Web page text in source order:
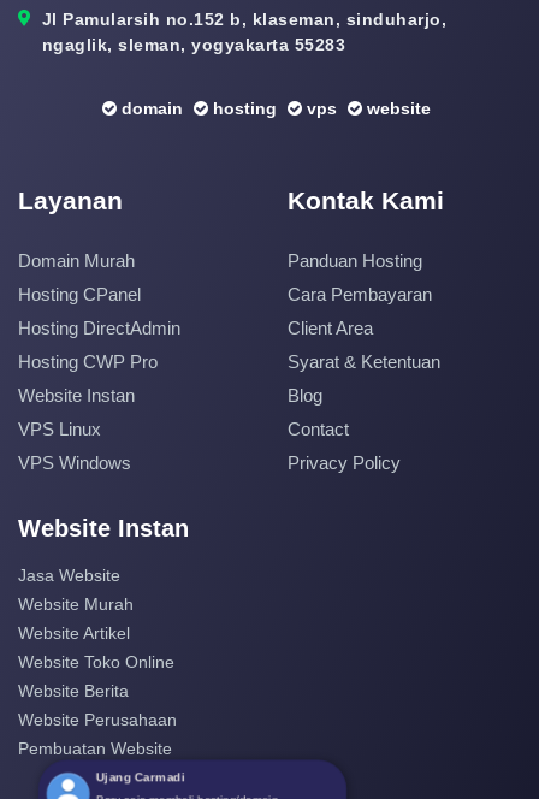
Jl Pamularsih no.152 b, klaseman, sinduharjo,
ngaglik, sleman, yogyakarta 55283
domain hosting vps website
Layanan
Domain Murah
Hosting CPanel
Hosting DirectAdmin
Hosting CWP Pro
Website Instan
VPS Linux
VPS Windows
Kontak Kami
Panduan Hosting
Cara Pembayaran
Client Area
Syarat & Ketentuan
Blog
Contact
Privacy Policy
Website Instan
Jasa Website
Website Murah
Website Artikel
Website Toko Online
Website Berita
Website Perusahaan
Pembuatan Website
Ujang Carmadi